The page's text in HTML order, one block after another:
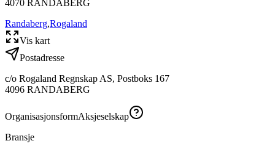
4070 RANDABERG
Randaberg,Rogaland
Vis kart
Postadresse
c/o Rogaland Regnskap AS, Postboks 167
4096 RANDABERG
OrganisasjonsformAksjeselskap
Bransje